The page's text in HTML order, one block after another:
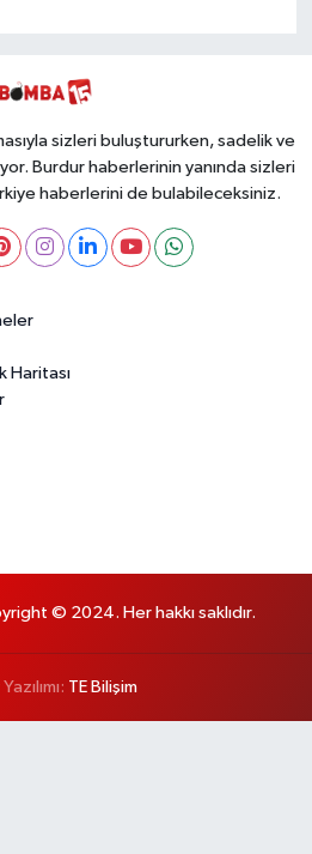
sizleri buluştururken, sadelik ve
Burdur haberlerinin yanında sizleri
haberlerini de bulabileceksiniz.
Haritası
© 2024. Her hakkı saklıdır.
TE Bilişim